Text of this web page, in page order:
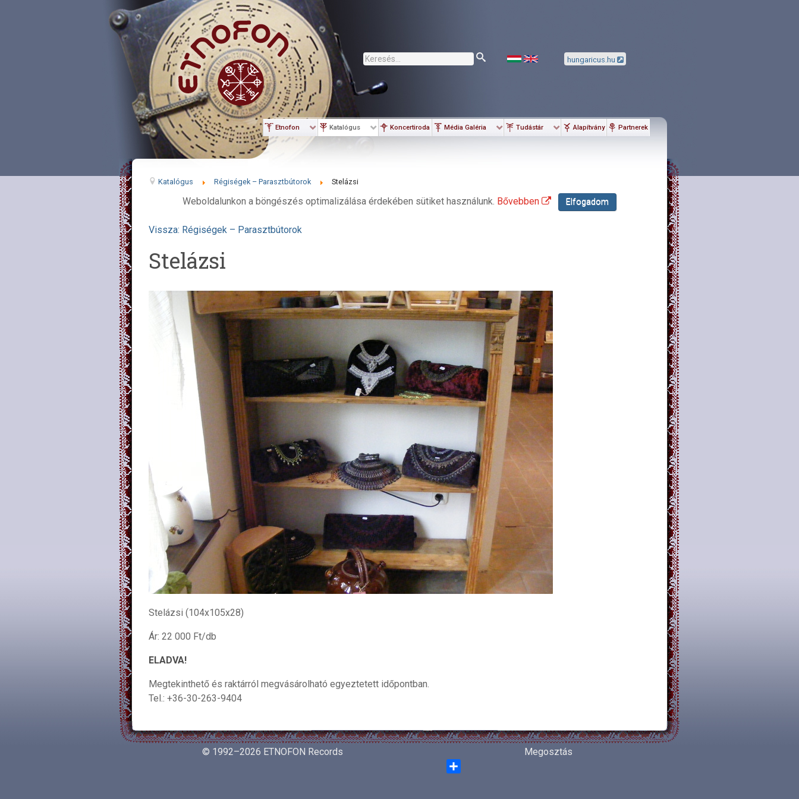
Keresés... hungaricus.hu
Etnofon Katalógus Koncertiroda Média Galéria Tudástár Alapítvány Partnerek
Katalógus Régiségek – Parasztbútorok Stelázsi
Weboldalunkon a böngészés optimalizálása érdekében sütiket használunk. Bővebben Elfogadom
Vissza: Régiségek – Parasztbútorok
Stelázsi
Stelázsi (104x105x28)
Ár: 22 000 Ft/db
ELADVA!
Megtekinthető és raktárról megvásárolható egyeztetett időpontban.
Tel.: +36-30-263-9404
© 1992–2026 ETNOFON Records Megosztás